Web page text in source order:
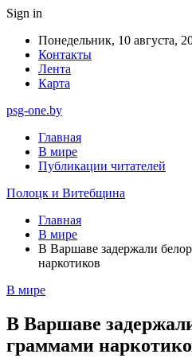
Sign in
Понедельник, 10 августа,
Контакты
Лента
Карта
psg-one.by
Главная
В мире
Публикации читателей
Полоцк и Витебщина
Главная
В мире
В Варшаве задержали
наркотиков
В мире
В Варшаве
граммами